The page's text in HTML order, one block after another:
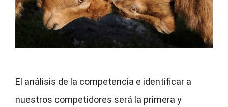
El análisis de la competencia e identificar a
nuestros competidores será la primera y